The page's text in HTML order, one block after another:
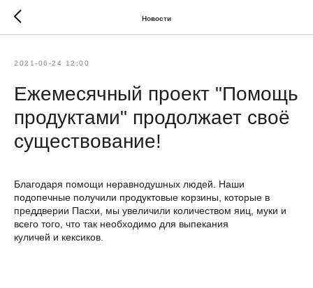
Новости
2021-06-24 12:00
Ежемесячный проект "Помощь
продуктами" продолжает своё
существование!
Благодаря помощи неравнодушных людей. Наши
подопечные получили продуктовые корзины, которые в
преддверии Пасхи, мы увеличили количеством яиц, муки и
всего того, что так необходимо для выпекания
куличей и кексиков.